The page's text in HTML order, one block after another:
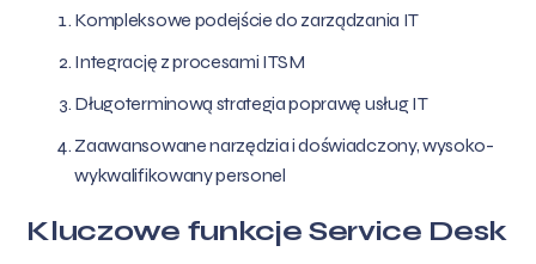
Kompleksowe podejście do zarządzania IT
Integrację z procesami ITSM
Długoterminową strategia poprawę usług IT
Zaawansowane narzędzia i doświadczony, wysoko-
wykwalifikowany personel
Kluczowe funkcje Service Desk